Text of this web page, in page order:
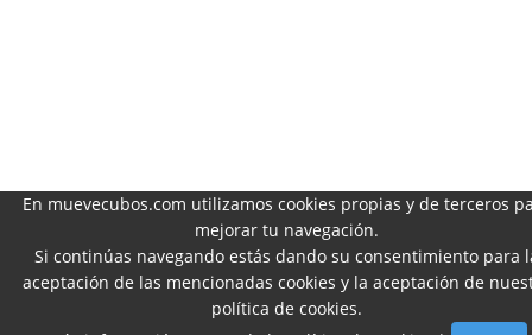
En muevecubos.com utilizamos cookies propias y de terceros
mejorar tu navegación.
Si continúas navegando estás dando su consentimiento para
aceptación de las mencionadas cookies y la aceptación de
política de cookies.